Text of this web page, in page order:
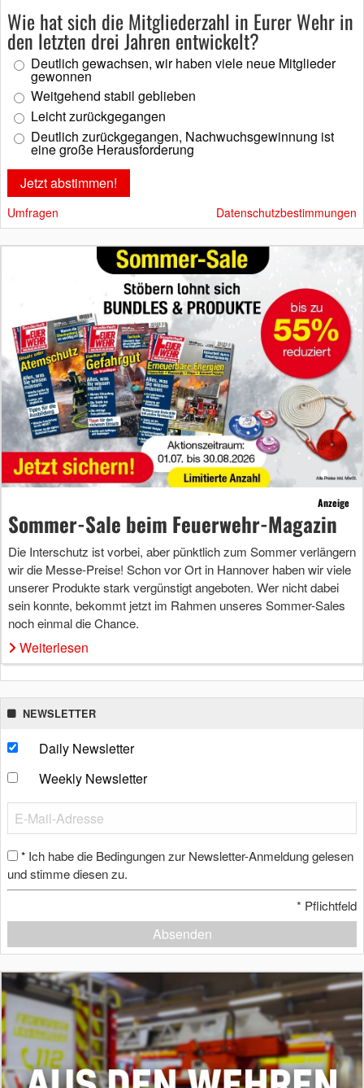
Wie hat sich die Mitgliederzahl in Eurer Wehr in
den letzten drei Jahren entwickelt?
Deutlich gewachsen, wir haben viele neue Mitglieder
gewonnen
Weitgehend stabil geblieben
Leicht zurückgegangen
Deutlich zurückgegangen, Nachwuchsgewinnung ist
eine große Herausforderung
Umfragen Datenschutzbestimmungen
Anzeige
Sommer-Sale beim Feuerwehr-Magazin
Die Interschutz ist vorbei, aber pünktlich zum Sommer verlängern
wir die Messe-Preise! Schon vor Ort in Hannover haben wir viele
unserer Produkte stark vergünstigt angeboten. Wer nicht dabei
sein konnte, bekommt jetzt im Rahmen unseres Sommer-Sales
noch einmal die Chance.
Weiterlesen
NEWSLETTER
Daily Newsletter
Weekly Newsletter
* Ich habe die Bedingungen zur Newsletter-Anmeldung gelesen
und stimme diesen zu.
* Pflichtfeld
Absenden